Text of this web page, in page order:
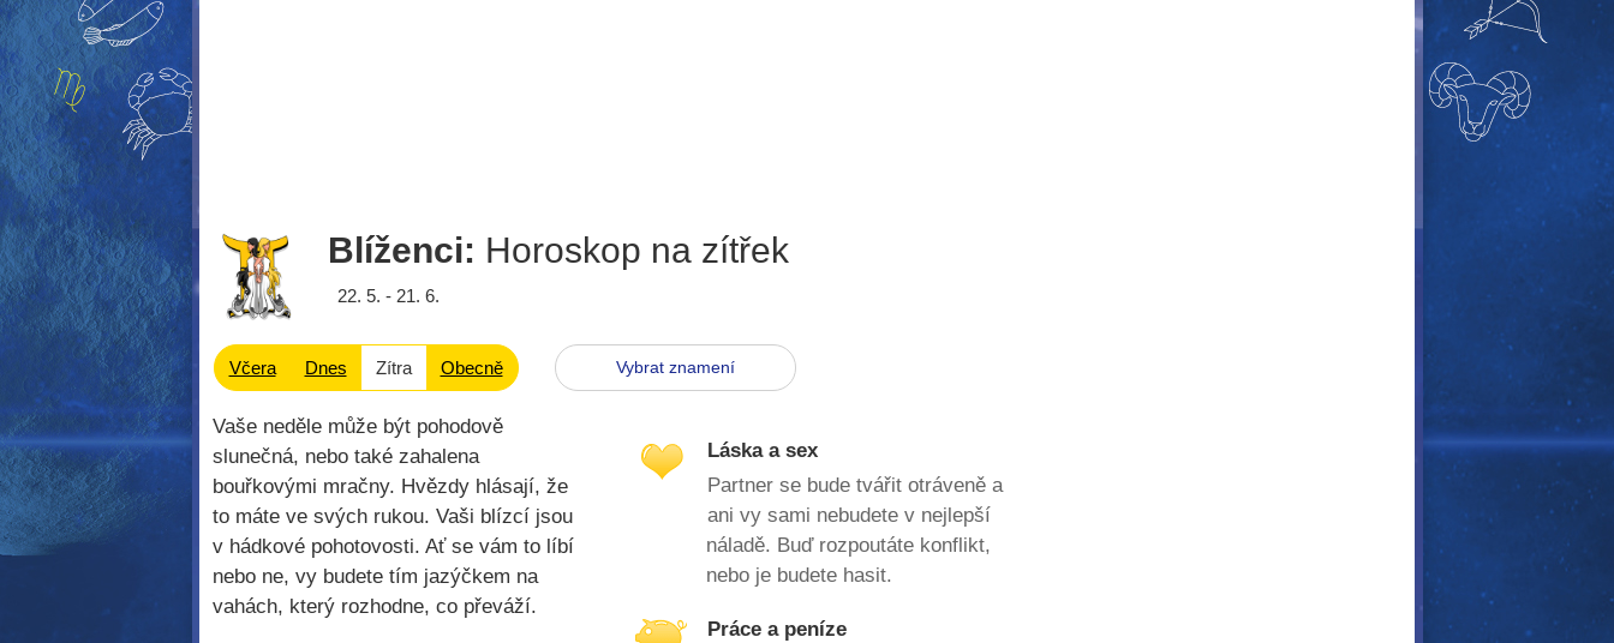
Blíženci: Horoskop na zítřek
22. 5. - 21. 6.
Včera Dnes Zítra Obecně Vybrat znamení
Vaše neděle může být pohodově
slunečná, nebo také zahalena
bouřkovými mračny. Hvězdy hlásají, že
to máte ve svých rukou. Vaši blízcí jsou
v hádkové pohotovosti. Ať se vám to líbí
nebo ne, vy budete tím jazýčkem na
vahách, který rozhodne, co převáží.
Láska a sex
Partner se bude tvářit otráveně a
ani vy sami nebudete v nejlepší
náladě. Buď rozpoutáte konflikt,
nebo je budete hasit.
Práce a peníze